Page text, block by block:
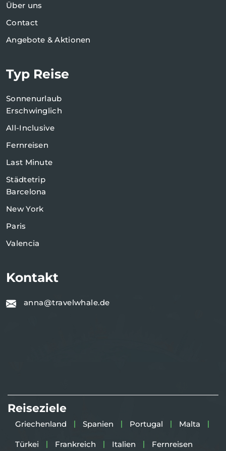
Über uns
Contact
Angebote & Aktionen
Typ Reise
Sonnenurlaub
Erschwinglich
All-Inclusive
Fernreisen
Last Minute
Städtetrip
Barcelona
New York
Paris
Valencia
Kontakt
anna@travelwhale.de
Reiseziele
Griechenland Spanien Portugal Malta
Türkei Frankreich Italien Fernreisen